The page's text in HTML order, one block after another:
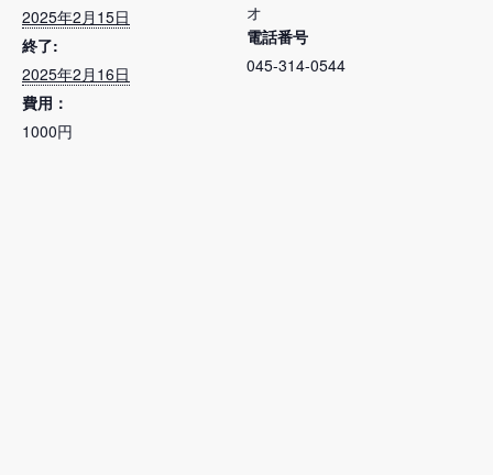
2025年2月15日
終了:
2025年2月16日
費用：
1000円
オ
電話番号
045-314-0544